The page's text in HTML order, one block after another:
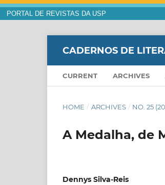
PORTAL DE REVISTAS DA USP
CADERNOS DE
CURRENT ARCHIVES
HOME / ARCHIVES / NO. 25
A Medalha, de
Dennys Silva-Reis